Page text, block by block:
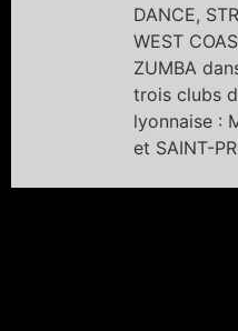
DANCE,
WEST
ZUMBA
trois clubs
lyonnaise :
et SAINT-